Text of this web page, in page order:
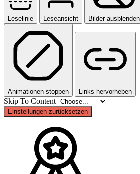
Leselinie Leseansicht Bilder ausblenden
Animationen stoppen Links hervorheben
Skip To Content
Einstellungen zurücksetzen